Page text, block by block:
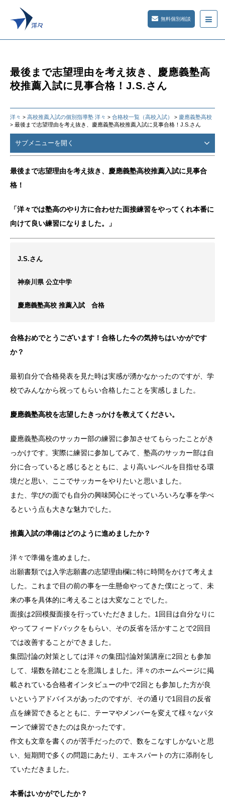
無料個別相談
最後まで志望理由を考え抜き、慶應義塾高
校推薦入試に見事合格！J.S.さん
洋々 > 高校推薦入試の個別指導塾 洋々 > 合格校一覧（高校入試） > 慶應義塾高校
> 最後まで志望理由を考え抜き、慶應義塾高校推薦入試に見事合格！J.S.さん
サブメニューを開く
最後まで志望理由を考え抜き、慶應義塾高校推薦入試に見事合
格！
「洋々では塾高のやり方に合わせた面接練習をやってくれ本番に
向けて良い練習になりました。」
J.S.さん
神奈川県 公立中学
慶應義塾高校 推薦入試 合格
合格おめでとうございます！合格した今の気持ちはいかがです
か？
最初自分で合格発表を見た時は実感が湧かなかったのですが、学
校でみんなから祝ってもらい合格したことを実感しました。
慶應義塾高校を志望したきっかけを教えてください。
慶應義塾高校のサッカー部の練習に参加させてもらったことがき
っかけです。実際に練習に参加してみて、塾高のサッカー部は自
分に合っていると感じるとともに、より高いレベルを目指せる環
境だと思い、ここでサッカーをやりたいと思いました。
また、学びの面でも自分の興味関心にそっていろいろな事を学べ
るという点も大きな魅力でした。
推薦入試の準備はどのように進めましたか？
洋々で準備を進めました。
出願書類では入学志願書の志望理由欄に特に時間をかけて考えま
した。これまで目の前の事を一生懸命やってきた僕にとって、未
来の事を具体的に考えることは大変なことでした。
面接は2回模擬面接を行っていただきました。1回目は自分なりに
やってフィードバックをもらい、その反省を活かすことで2回目
では改善することができました。
集団討論の対策としては洋々の集団討論対策講座に2回とも参加
して、場数を踏むことを意識しました。洋々のホームページに掲
載されている合格者インタビューの中で2回とも参加した方が良
いというアドバイスがあったのですが、その通りで1回目の反省
点を練習できるとともに、テーマやメンバーを変えて様々なパタ
ーンで練習できたのは良かったです。
作文も文章を書くのが苦手だったので、数をこなすしかないと思
い、短期間で多くの問題にあたり、エキスパートの方に添削をし
ていただきました。
本番はいかがでしたか？